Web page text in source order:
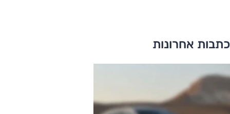
כתבות אחרונות